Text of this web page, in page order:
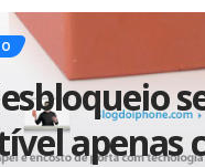
apenas